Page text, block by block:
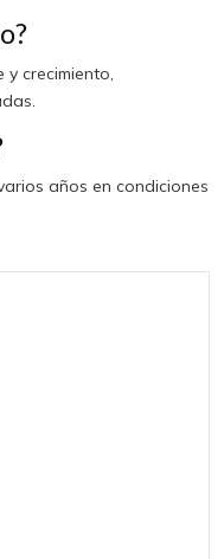
crecimiento,
años en condiciones